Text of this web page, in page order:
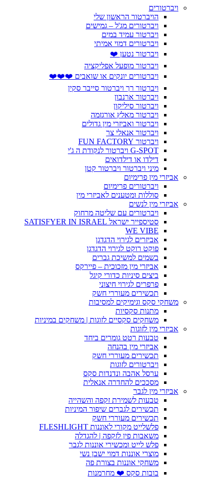
ויברטורים
הויברטור הראשון שלי
ויברטורים מג'ל – גמישים
ויברטור עמיד במים
ויברטורים דמוי אמיתי
ויברטור נטען ❤️
ויברטור מופעל אפליקציה
ויברטורים יונקים או שואבים ❤️❤️❤️
ויברטור רך ויברטור סייבר סקין
ויברטור ארנבון
ויברטור סיליקון
ויברטור מאלץ אורגזמה
ויברטור ואביזרי מין גדולים
ויברטור אנאלי צר
ויברטור FUN FACTORY
G-SPOT ויברטור לנקודת ה ג'י
דילדו או דילדואים
מיני ויברטור ויברטור קטן
אביזרי מין פרימיום
ויברטורים פרימיום
סוללות ומטענים לאביזרי מין
אביזרי מין לנשים
ויברטורים עם שליטה מרחוק
סטיספייר ישראל SATISFYER IN ISRAEL
WE VIBE
אביזרים לגירוי הדגדגן
פוקט רוקט לגירוי הדגדגן
בשמים למשיכת גברים
אביזרי מין מזכוכית – פיירקס
ביצים סיניות כדורי קיגל
פרפרים לגירוי חיצוני
תכשירים מעוררי חשק
משחקי סקס וגימיקים למסיבות
מתנות סקסיות
משחקים סקסיים לזוגות | משחקים במיניות
אביזרי מין לזוגות
טבעות רטט גומרים ביחד
אביזרי מין בהנחה
תכשירים מעוררי חשק
ויברטורים לזוגות
ערסל אהבה ונדנדות סקס
מסככים להחדרה אנאלית
אביזרי מין לגבר
טבעות לשמירת זקפה והשהייה
תכשירים לגברים שיפור המיניות
תכשירים מעוררי חשק
פלשלייט מקורי לאוננות FLESHLIGHT
משאבות פין לזקפה | להגדלה
פלש לייט ומכשירי אוננות לגבר
מוצרי אוננות דמוי ישבן נשי
משחקי אוננות בצורת פה
בובות סקס ❤️ מחרמנות